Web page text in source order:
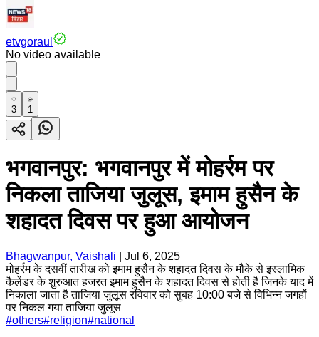
etvgoraul
No video available
3 1
भगवानपुर: भगवानपुर में मोहर्रम पर
निकला ताजिया जुलूस, इमाम हुसैन के
शहादत दिवस पर हुआ आयोजन
Bhagwanpur, Vaishali
Jul 6, 2025
मोहर्रम के दसवीं तारीख को इमाम हुसैन के शहादत दिवस के मौके से इस्लामिक
कैलेंडर के शुरुआत हजरत इमाम हुसैन के शहादत दिवस से होती है जिनके याद में
निकाला जाता है ताजिया जुलूस रविवार को सुबह 10:00 बजे से विभिन्न जगहों
पर निकल गया ताजिया जुलूस
#others#religion#national